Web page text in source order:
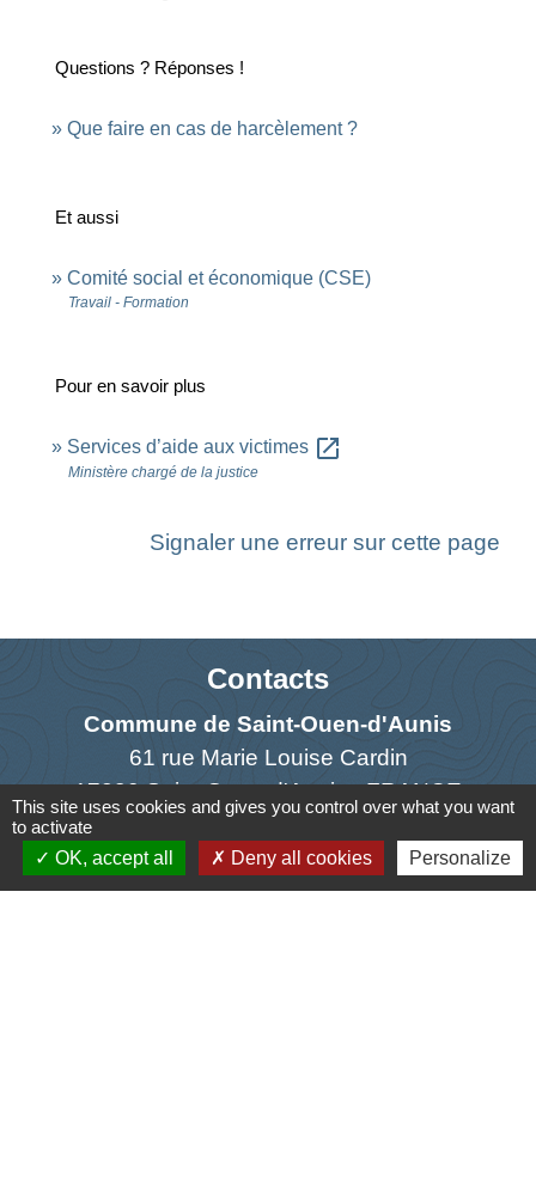
Questions ? Réponses !
Que faire en cas de harcèlement ?
Et aussi
Comité social et économique (CSE)
Travail - Formation
Pour en savoir plus
Services d’aide aux victimes open_in_new
Ministère chargé de la justice
Signaler une erreur sur cette page
Contacts
Commune de Saint-Ouen-d'Aunis
61 rue Marie Louise Cardin
17230 Saint-Ouen-d'Aunis - FRANCE
+33 5 46 01 40 64
Contact par formulaire
This site uses cookies and gives you control over what you want
to activate
OK, accept all
Deny all cookies Personalize